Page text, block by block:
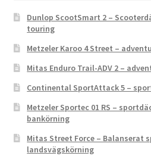
Dunlop ScootSmart 2 –
touring
Metzeler Karoo 4 Street –
Mitas Enduro Trail-ADV 2 –
Continental SportAttack 5 –
Metzeler Sportec 01 RS –
bankörning
Mitas Street Force – Balanserat
landsvägskörning